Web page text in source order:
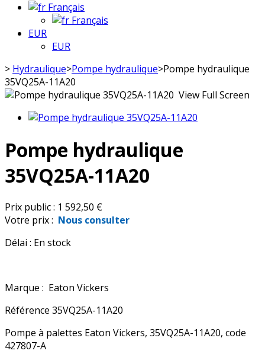
Français
Français
EUR
EUR
> Hydraulique>Pompe hydraulique>Pompe hydraulique
35VQ25A-11A20
View Full Screen
Pompe hydraulique
35VQ25A-11A20
Prix public : 1 592,50 €
Votre prix : Nous consulter
Délai : En stock
Marque : Eaton Vickers
Référence 35VQ25A-11A20
Pompe à palettes Eaton Vickers, 35VQ25A-11A20, code
427807-A